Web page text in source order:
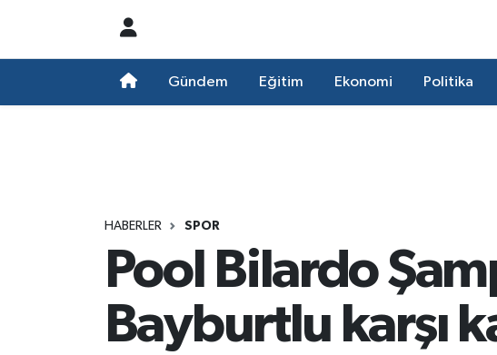
Gündem Eğitim Ekonomi Politika
HABERLER SPOR
Pool Bilardo
Bayburtlu karşı
Süper Lig Puan Durumu ve Fikstür
Son Dakika Haberleri